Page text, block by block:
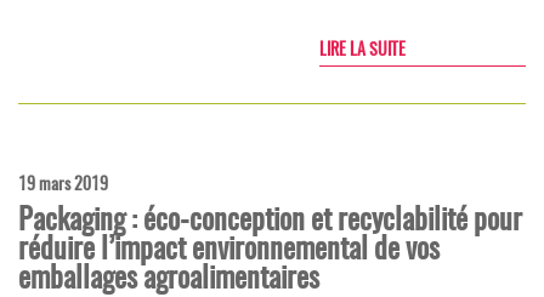
LIRE LA SUITE
19 mars 2019
Packaging : éco-conception et recyclabilité pour
réduire l’impact environnemental de vos
emballages agroalimentaires